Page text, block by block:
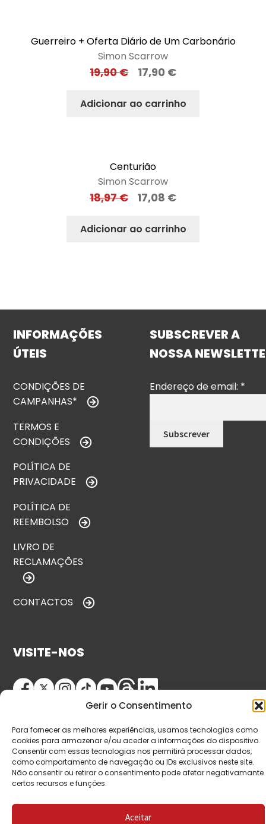
Gerir o Consentimento
Para fornecer as melhores experiências, usamos tecnologias como
cookies para armazenar e/ou aceder a informações do dispositivo.
Consentir com essas tecnologias nos permitirá processar dados,
como comportamento de navegação ou IDs exclusivos neste site.
Não consentir ou retirar o consentimento pode afetar negativamante
certos recursos e funções.
Aceitar
Guerreiro + Oferta Diário de Um Carbonário
Simon Scarrow
19,90€ 17,90 €
Adicionar ao carrinho
Centurião
Simon Scarrow
18,97€ 17,08 €
Adicionar ao carrinho
INFORMAÇÕES
ÚTEIS
CONDIÇÕES DE
CAMPANHAS*
TERMOS E
CONDIÇÕES
POLÍTICA DE
PRIVACIDADE
POLÍTICA DE
REEMBOLSO
LIVRO DE
RECLAMAÇÕES
CONTACTOS
SUBSCREVER A
NOSSA
Endereço de email: *
VISITE-NOS
© Copyright 2026 Saída de Emergência. Todos os
direitos reservados.